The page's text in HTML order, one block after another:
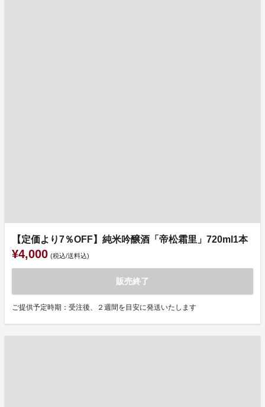
【定価より7％OFF】純米吟醸酒「帝松霜里」720ml1本
¥4,000 (税込/送料込)
販売終了
ご提供予定時期：受注後、２週間を目安に発送いたします